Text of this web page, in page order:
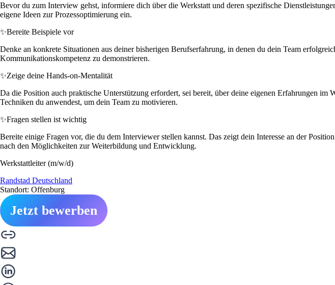
Bevor du zum Interview gehst, informiere dich über die Werkstatt und deren spezifische
eigene Ideen zur Prozessoptimierung ein.
✨Bereite Beispiele vor
Denke an konkrete Situationen aus deiner bisherigen Berufserfahrung, in denen du dein Team
Kommunikationskompetenz zu demonstrieren.
✨Zeige deine Hands-on-Mentalität
Da die Position auch praktische Unterstützung erfordert, sei bereit, über deine eigenen Erfahrungen
Techniken du anwendest, um dein Team zu motivieren.
✨Fragen stellen ist wichtig
Bereite einige Fragen vor, die du dem Interviewer stellen kannst. Das zeigt dein Interesse an der
nach den Möglichkeiten zur Weiterbildung und Entwicklung.
Werkstattleiter (m/w/d)
Randstad Deutschland
Standort: Offenburg
Jetzt bewerben